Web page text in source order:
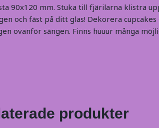
90x120 mm. Stuka till fjärilarna klistra
och fäst på ditt glas! Dekorera cupcakes
ovanför sängen. Finns huuur många
produkter